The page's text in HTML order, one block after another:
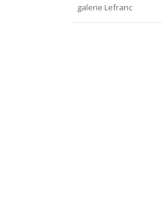
galerie Lefranc